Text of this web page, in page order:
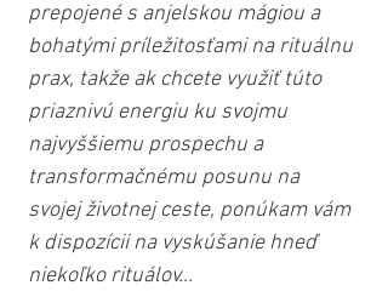
prepojené s anjelskou mágiou a
bohatými príležitosťami na rituálnu
prax, takže ak chcete využiť túto
priaznivú energiu ku svojmu
najvyššiemu prospechu a
transformačnému posunu na
svojej životnej ceste, ponúkam vám
k dispozícii na vyskúšanie hneď
niekoľko rituálov...